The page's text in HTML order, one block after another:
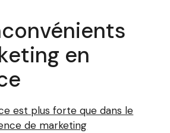
en
est plus forte que dans le
de marketing